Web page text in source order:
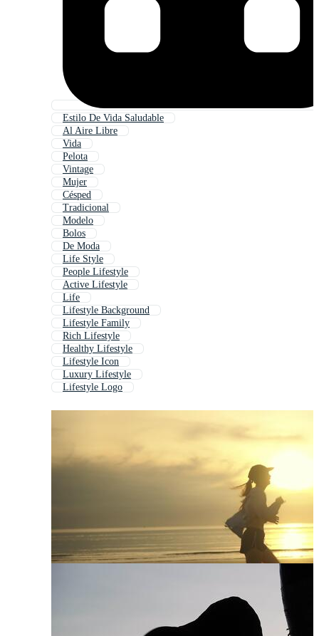
Estilo De Vida Saludable
Al Aire Libre
Vida
Pelota
Vintage
Mujer
Césped
Tradicional
Modelo
Bolos
De Moda
Life Style
People Lifestyle
Active Lifestyle
Life
Lifestyle Background
Lifestyle Family
Rich Lifestyle
Healthy Lifestyle
Lifestyle Icon
Luxury Lifestyle
Lifestyle Logo